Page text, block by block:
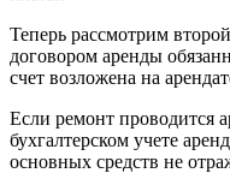
Теперь рассмотрим
договором аренды
счет возложена на
Если ремонт проводится
бухгалтерском учете
основных средств не